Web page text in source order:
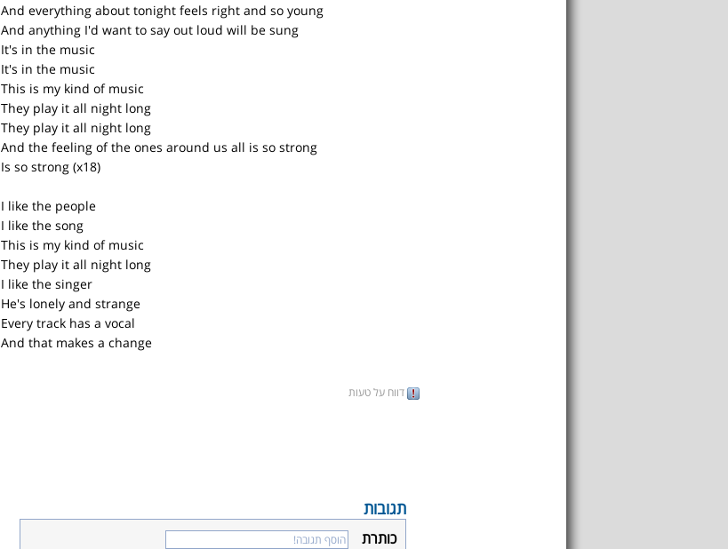
And everything about tonight feels right and so young
And anything I'd want to say out loud will be sung
It's in the music
It's in the music
This is my kind of music
They play it all night long
They play it all night long
And the feeling of the ones around us all is so strong
Is so strong (x18)
I like the people
I like the song
This is my kind of music
They play it all night long
I like the singer
He's lonely and strange
Every track has a vocal
And that makes a change
דווח על טעות
תגובות
כותרת